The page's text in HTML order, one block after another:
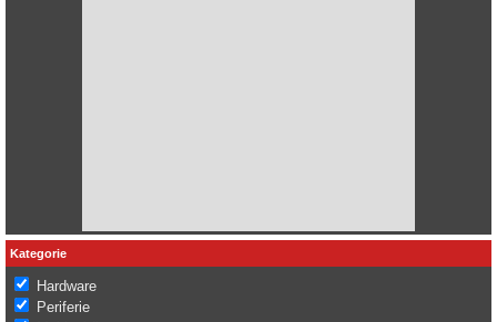
Kategorie
Hardware
Periferie